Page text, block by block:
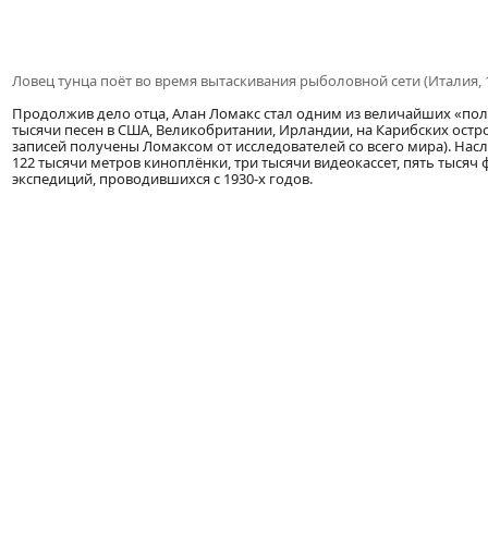
Ловец тунца поёт во время вытаскивания рыболовной сети (Италия,
Продолжив дело отца, Алан Ломакс стал одним из величайших
тысячи песен в США, Великобритании, Ирландии, на Карибских
записей получены Ломаксом от исследователей со всего мира).
122 тысячи метров киноплёнки, три тысячи видеокассет, пять
экспедиций, проводившихся с 1930-х годов.